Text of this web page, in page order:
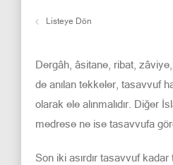
Listeye Dön
Dergâh, âsitane, ribat,
de anılan tekkeler, tasavvuf
olarak ele alınmalıdır. Diğer
medrese ne ise tasavvufa
Son iki asırdır tasavvuf